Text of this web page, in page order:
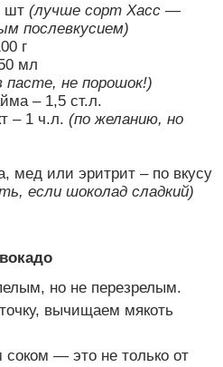
шт (лучше сорт Хасс —
послевкусием)
г
мл
пасте, не порошок!)
– 1,5 ст.л.
– 1 ч.л. (по желанию, но
мед или эритрит – по вкусу
если шоколад сладкий)
но не перезрелым.
вычищаем мякоть
— это не только от